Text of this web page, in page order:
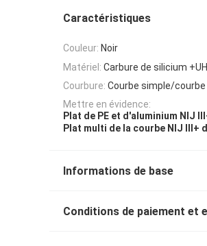
Caractéristiques
Couleur: Noir
Matériel: Carbure de silicium
Courbure: Courbe simple/
Mettre en évidence:
Plat de PE et d'aluminium NIJ
Plat multi de la courbe NIJ III+
Informations de base
Conditions de paiement et